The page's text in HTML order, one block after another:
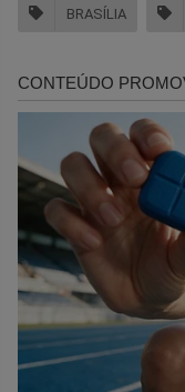
BRASÍLIA